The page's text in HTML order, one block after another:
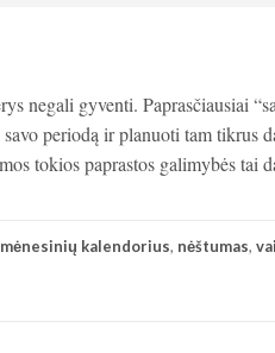
negali gyventi. Paprasčiausiai
periodą ir planuoti tam tikrus
tokios paprastos galimybės tai
mėnesinių kalendorius, nėštumas,